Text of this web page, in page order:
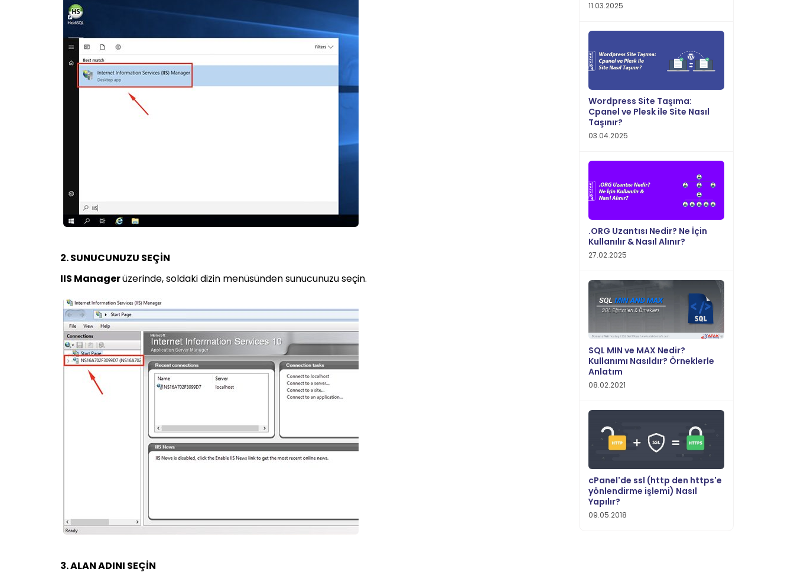
2. SUNUCUNUZU SEÇİN
IIS Managerüzerinde, soldaki dizin menüsünden sunucunuzu seçin.
3. ALAN ADINI SEÇİN
11.03.2025
Wordpress Site Taşıma:
Cpanel ve Plesk ile Site Nasıl
Taşınır?
03.04.2025
.ORG Uzantısı Nedir? Ne İçin
Kullanılır & Nasıl Alınır?
27.02.2025
SQL MIN ve MAX Nedir?
Kullanımı Nasıldır? Örneklerle
Anlatım
08.02.2021
cPanel'de ssl (http den https'e
yönlendirme işlemi) Nasıl
Yapılır?
09.05.2018